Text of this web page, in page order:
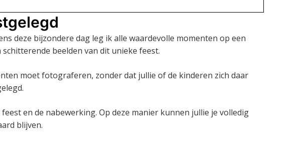
deze bijzondere dag leg ik alle waardevolle momenten op een
beelden van dit unieke feest.
moet fotograferen, zonder dat jullie of de kinderen zich daar
en de nabewerking. Op deze manier kunnen jullie je volledig
blijven.